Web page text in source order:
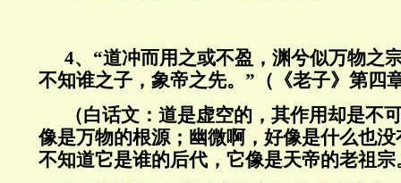
4、“道冲而用之或不盈，渊兮似万物之
不知谁之子，象帝之先。”（《老子》第四
（白话文：道是虚空的，其作用却是不
像是万物的根源；幽微啊，好像是什么也
不知道它是谁的后代，它像是天帝的老祖宗